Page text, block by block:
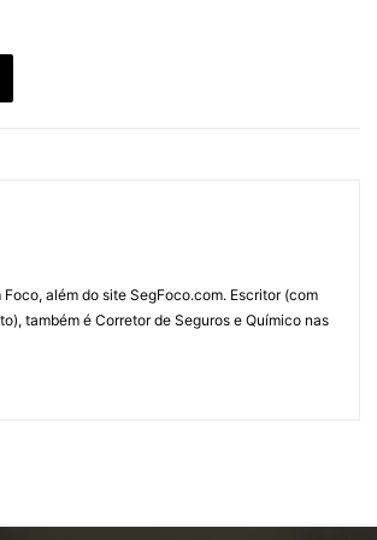
além do site SegFoco.com. Escritor (com
também é Corretor de Seguros e Químico nas